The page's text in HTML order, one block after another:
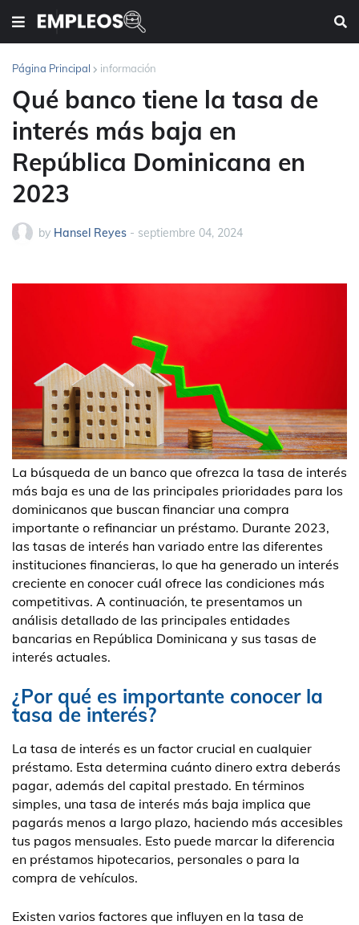
Página Principal información
Qué banco tiene la tasa de
interés más baja en
República Dominicana en
2023
by Hansel Reyes - septiembre 04, 2024
La búsqueda de un banco que ofrezca la tasa de interés
más baja es una de las principales prioridades para los
dominicanos que buscan financiar una compra
importante o refinanciar un préstamo. Durante 2023,
las tasas de interés han variado entre las diferentes
instituciones financieras, lo que ha generado un interés
creciente en conocer cuál ofrece las condiciones más
competitivas. A continuación, te presentamos un
análisis detallado de las principales entidades
bancarias en República Dominicana y sus tasas de
interés actuales.
¿Por qué es importante conocer la
tasa de interés?
La tasa de interés es un factor crucial en cualquier
préstamo. Esta determina cuánto dinero extra deberás
pagar, además del capital prestado. En términos
simples, una tasa de interés más baja implica que
pagarás menos a largo plazo, haciendo más accesibles
tus pagos mensuales. Esto puede marcar la diferencia
en préstamos hipotecarios, personales o para la
compra de vehículos.
Existen varios factores que influyen en la tasa de